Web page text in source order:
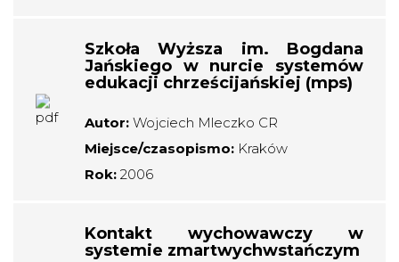
Szkoła Wyższa im. Bogdana
Jańskiego w nurcie systemów
edukacji chrześcijańskiej (mps)
Autor: Wojciech Mleczko CR
Miejsce/czasopismo: Kraków
Rok: 2006
Kontakt wychowawczy w
systemie zmartwychwstańczym